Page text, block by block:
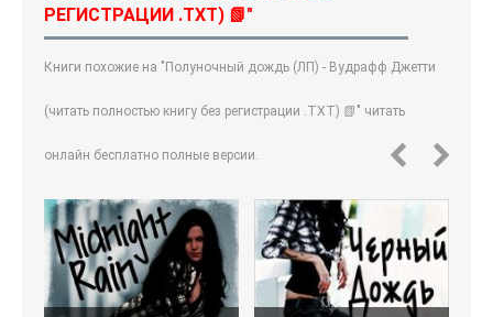
РЕГИСТРАЦИИ .TXT) 📗"
Книги похожие на "Полуночный дождь (ЛП) - Вудрафф Джетти
(читать полностью книгу без регистрации .TXT) 📗" читать
онлайн бесплатно полные версии.